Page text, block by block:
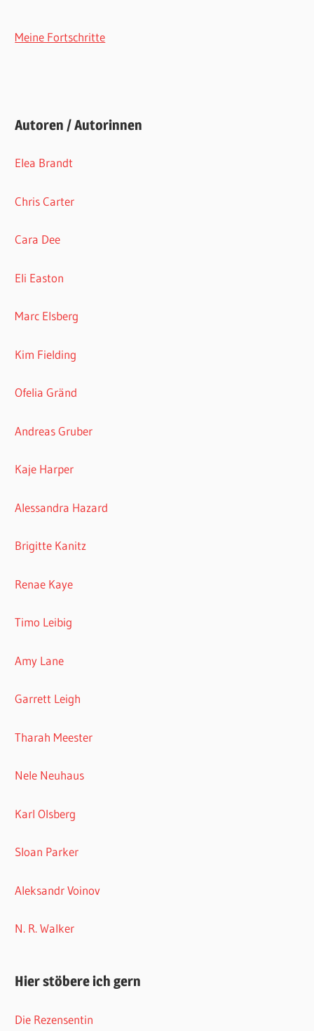
Meine Fortschritte
Autoren / Autorinnen
Elea Brandt
Chris Carter
Cara Dee
Eli Easton
Marc Elsberg
Kim Fielding
Ofelia Gränd
Andreas Gruber
Kaje Harper
Alessandra Hazard
Brigitte Kanitz
Renae Kaye
Timo Leibig
Amy Lane
Garrett Leigh
Tharah Meester
Nele Neuhaus
Karl Olsberg
Sloan Parker
Aleksandr Voinov
N. R. Walker
Hier stöbere ich gern
Die Rezensentin